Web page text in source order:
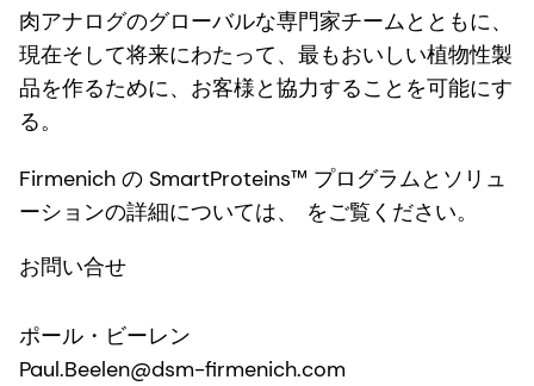
肉アナログのグローバルな専門家チームとともに、
現在そして将来にわたって、最もおいしい植物性製
品を作るために、お客様と協力することを可能にす
る。
Firmenich の SmartProteins™ プログラムとソリュ
ーションの詳細については、
をご覧ください。
お問い合せ
ポール・ビーレン
Paul.Beelen@dsm-firmenich.com